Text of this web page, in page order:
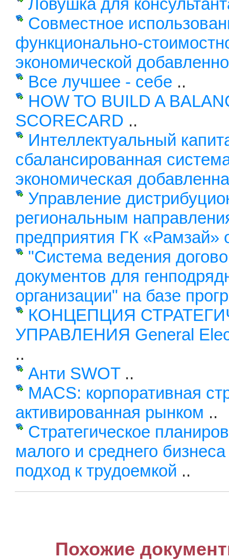
Ловушка для
Совместное
функционально-
экономической
Все лучшее - себе ..
HOW TO BUILD A
SCORECARD ..
Интеллектуальный
сбалансированная
экономическая
Управление
региональным
предприятия ГК «Рамзай»
"Система ведения
документов для
организации" на базе
КОНЦЕПЦИЯ
УПРАВЛЕНИЯ General
..
Анти SWOT..
MACS: корпоративная
активированная рынком ..
Стратегическое
малого и среднего
подход к трудоемкой ..
Похожие